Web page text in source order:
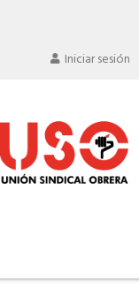
Iniciar sesión